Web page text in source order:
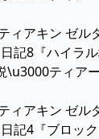
ィアキン ゼル
記8『ハイラル
ィアキン ゼル
記4『ブロック